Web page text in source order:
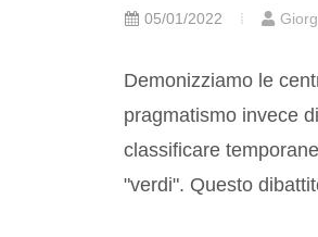
05/01/2022
Demonizziamo le
pragmatismo invece
classificare
"verdi". Questo